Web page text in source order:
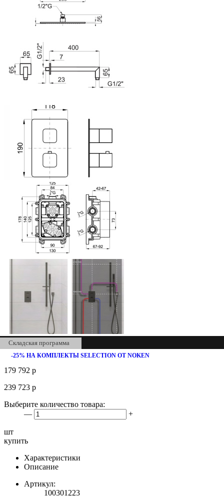
Складская программа
-25% НА КОМПЛЕКТЫ SELECTION ОТ NOKEN
179 792 р
239 723 р
Выберите количество товара:
—
+
шт
купить
Характеристики
Описание
Артикул:
100301223